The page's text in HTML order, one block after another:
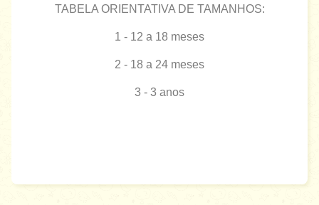
TABELA ORIENTATIVA DE TAMANHOS:
1 - 12 a 18 meses
2 - 18 a 24 meses
3 - 3 anos